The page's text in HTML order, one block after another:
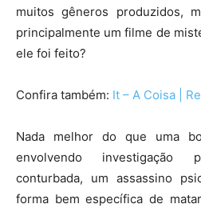
muitos gêneros produzidos,
principalmente um filme de
ele foi feito?
Confira também: It – A Coisa |
Nada melhor do que uma
envolvendo investigação
conturbada, um assassino
forma bem específica de